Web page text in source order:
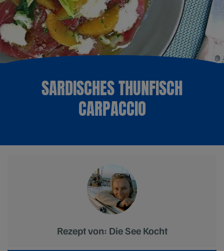
SARDISCHES THUNFISCH
CARPACCIO
Rezept von: Die See Kocht